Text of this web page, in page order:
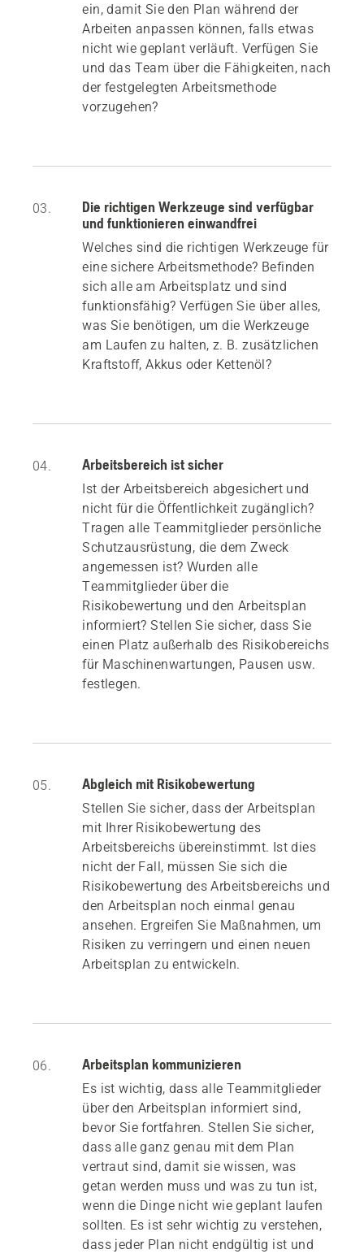
ein, damit Sie den Plan während der
Arbeiten anpassen können, falls etwas
nicht wie geplant verläuft. Verfügen Sie
und das Team über die Fähigkeiten, nach
der festgelegten Arbeitsmethode
vorzugehen?
03.
Die richtigen Werkzeuge sind verfügbar
und funktionieren einwandfrei
Welches sind die richtigen Werkzeuge für
eine sichere Arbeitsmethode? Befinden
sich alle am Arbeitsplatz und sind
funktionsfähig? Verfügen Sie über alles,
was Sie benötigen, um die Werkzeuge
am Laufen zu halten, z. B. zusätzlichen
Kraftstoff, Akkus oder Kettenöl?
04. Arbeitsbereich ist sicher
Ist der Arbeitsbereich abgesichert und
nicht für die Öffentlichkeit zugänglich?
Tragen alle Teammitglieder persönliche
Schutzausrüstung, die dem Zweck
angemessen ist? Wurden alle
Teammitglieder über die
Risikobewertung und den Arbeitsplan
informiert? Stellen Sie sicher, dass Sie
einen Platz außerhalb des Risikobereichs
für Maschinenwartungen, Pausen usw.
festlegen.
05. Abgleich mit Risikobewertung
Stellen Sie sicher, dass der Arbeitsplan
mit Ihrer Risikobewertung des
Arbeitsbereichs übereinstimmt. Ist dies
nicht der Fall, müssen Sie sich die
Risikobewertung des Arbeitsbereichs und
den Arbeitsplan noch einmal genau
ansehen. Ergreifen Sie Maßnahmen, um
Risiken zu verringern und einen neuen
Arbeitsplan zu entwickeln.
06. Arbeitsplan kommunizieren
Es ist wichtig, dass alle Teammitglieder
über den Arbeitsplan informiert sind,
bevor Sie fortfahren. Stellen Sie sicher,
dass alle ganz genau mit dem Plan
vertraut sind, damit sie wissen, was
getan werden muss und was zu tun ist,
wenn die Dinge nicht wie geplant laufen
sollten. Es ist sehr wichtig zu verstehen,
dass jeder Plan nicht endgültig ist und